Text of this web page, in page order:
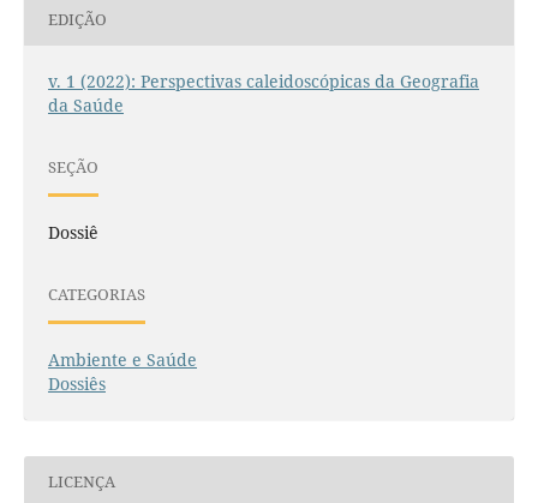
EDIÇÃO
v. 1 (2022): Perspectivas caleidoscópicas da Geografia
da Saúde
SEÇÃO
Dossiê
CATEGORIAS
Ambiente e Saúde
Dossiês
LICENÇA